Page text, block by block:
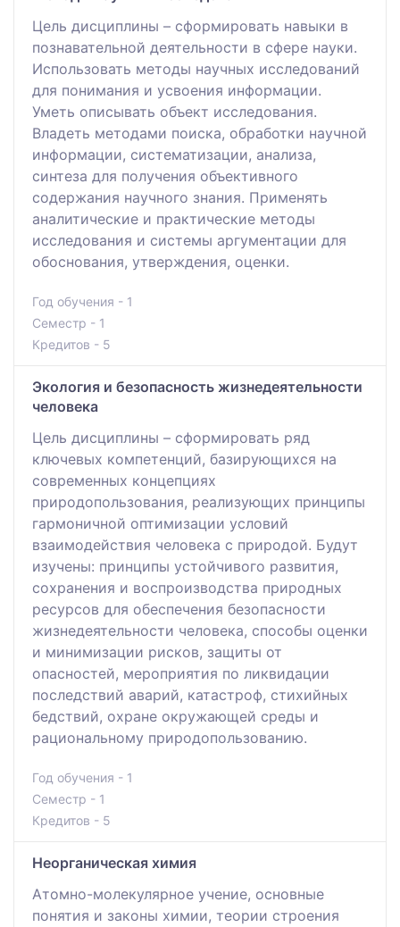
Цель дисциплины – сформировать навыки в
познавательной деятельности в сфере науки.
Использовать методы научных исследований
для понимания и усвоения информации.
Уметь описывать объект исследования.
Владеть методами поиска, обработки научной
информации, систематизации, анализа,
синтеза для получения объективного
содержания научного знания. Применять
аналитические и практические методы
исследования и системы аргументации для
обоснования, утверждения, оценки.
Год обучения - 1
Семестр - 1
Кредитов - 5
Экология и безопасность жизнедеятельности
человека
Цель дисциплины – сформировать ряд
ключевых компетенций, базирующихся на
современных концепциях
природопользования, реализующих принципы
гармоничной оптимизации условий
взаимодействия человека с природой. Будут
изучены: принципы устойчивого развития,
сохранения и воспроизводства природных
ресурсов для обеспечения безопасности
жизнедеятельности человека, способы оценки
и минимизации рисков, защиты от
опасностей, мероприятия по ликвидации
последствий аварий, катастроф, стихийных
бедствий, охране окружающей среды и
рациональному природопользованию.
Год обучения - 1
Семестр - 1
Кредитов - 5
Неорганическая химия
Атомно-молекулярное учение, основные
понятия и законы химии, теории строения